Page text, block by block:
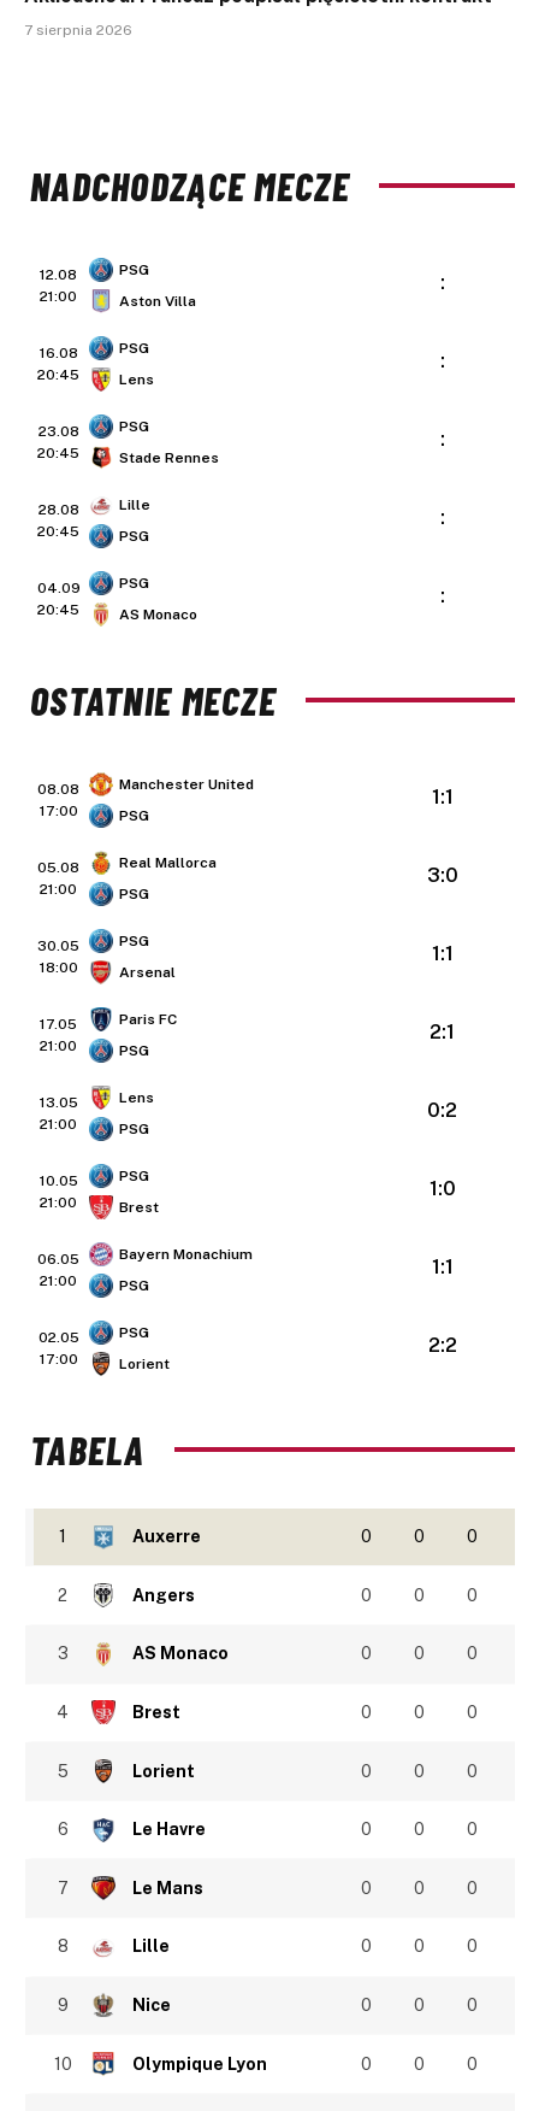
7 sierpnia 2026
NADCHODZĄCE MECZE
12.08
21:00
PSG
Aston Villa
:
16.08
20:45
PSG
Lens
:
23.08
20:45
PSG
Stade Rennes
:
28.08
20:45
Lille
PSG
:
04.09
20:45
PSG
AS Monaco
:
OSTATNIE MECZE
08.08
17:00
Manchester United
PSG
1:1
05.08
21:00
Real Mallorca
PSG
3:0
30.05
18:00
PSG
Arsenal
1:1
17.05
21:00
Paris FC
PSG
2:1
13.05
21:00
Lens
PSG
0:2
10.05
21:00
PSG
Brest
1:0
06.05
21:00
Bayern Monachium
PSG
1:1
02.05
17:00
PSG
Lorient
2:2
TABELA
1 Auxerre 0 0 0
2 Angers 0 0 0
3 AS Monaco 0 0 0
4 Brest 0 0 0
5 Lorient 0 0 0
6 Le Havre 0 0 0
7 Le Mans 0 0 0
8 Lille 0 0 0
9 Nice 0 0 0
10 Olympique Lyon 0 0 0